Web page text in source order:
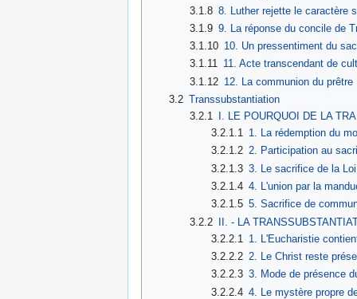
3.1.8 8. Luther rejette le caractère
3.1.9 9. La réponse du concile de
3.1.10 10. Un pressentiment du
3.1.11 11. Acte transcendant de
3.1.12 12. La communion du prêtre
3.2 Transsubstantiation
3.2.1
I. LE POURQUOI DE LA
3.2.1.1 1. La rédemption du
3.2.1.2 2. Participation au
3.2.1.3 3. Le sacrifice de la
3.2.1.4 4. L'union par la
3.2.1.5 5. Sacrifice de
3.2.2
II. - LA
3.2.2.1
1. L'Eucharistie
3.2.2.2 2. Le Christ reste
3.2.2.3 3. Mode de présence
3.2.2.4 4. Le mystère propre